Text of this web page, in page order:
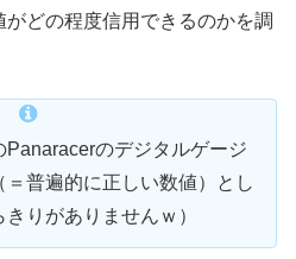
どの程度信用できるのかを調
のデジタルゲージ
普遍的に正しい数値）とし
りがありませんｗ）